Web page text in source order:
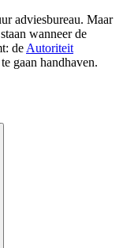
adviesbureau. Maar
wanneer de
de Autoriteit
gaan handhaven.